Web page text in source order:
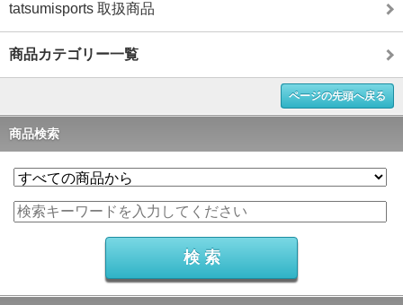
tatsumisports 取扱商品
商品カテゴリー一覧
ページの先頭へ戻る
商品検索